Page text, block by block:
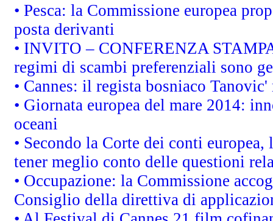
• Pesca: la Commissione europea
posta derivanti
• INVITO – CONFERENZA
regimi di scambi preferenziali sono
• Cannes: il regista bosniaco
• Giornata europea del mare 2014:
oceani
• Secondo la Corte dei conti
tener meglio conto delle questioni
• Occupazione: la Commissione
Consiglio della direttiva di